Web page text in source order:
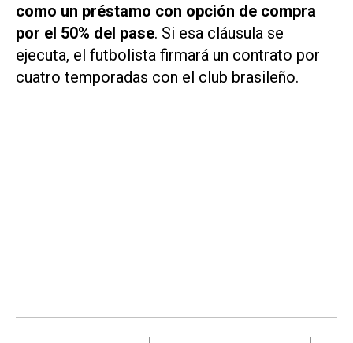
como un préstamo con opción de compra
por el 50% del pase. Si esa cláusula se
ejecuta, el futbolista firmará un contrato por
cuatro temporadas con el club brasileño.